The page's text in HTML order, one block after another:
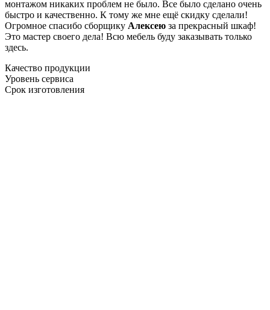
монтажом никаких проблем не было. Все было сделано очень
быстро и качественно. К тому же мне ещё скидку сделали!
Огромное спасибо сборщику Алексею за прекрасный шкаф!
Это мастер своего дела! Всю мебель буду заказывать только
здесь.
Качество продукции
Уровень сервиса
Срок изготовления